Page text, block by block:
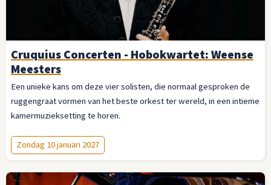
Cruquius Concerten - Hobokwartet: Weense
Meesters
Een unieke kans om deze vier solisten, die normaal gesproken de
ruggengraat vormen van het beste orkest ter wereld, in een intieme
kamermuzieksetting te horen.
Zondag 10 januari 2027